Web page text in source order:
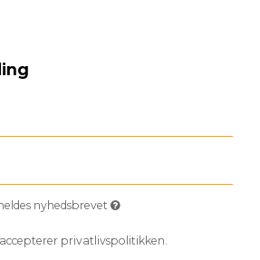
nyhedsbrevet
privatlivspolitikken.